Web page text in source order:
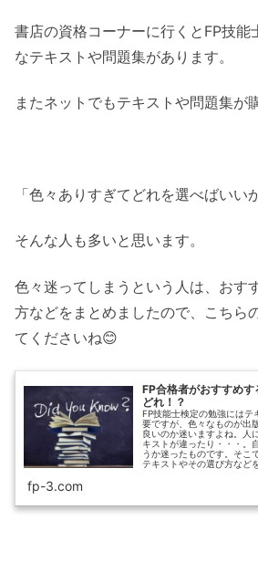
書店の資格コーナーに行くとFP技能
なテキストや問題集があります。
またネットでもテキストや問題集が
「色々ありすぎてどれを選べばいい
そんな人も多いと思います。
色々迷ってしまうという人は、おす
方などをまとめましたので、こちら
てくださいね😊
FP合格者がおすすめ
どれ！？
FP技能士検定の勉強にはテ
要ですが、色々なものが出
良いのか迷いますよね。人
キストが違ったり・・・。
うか迷ったものです。そこ
テキストやその選び方など
fp-3.com